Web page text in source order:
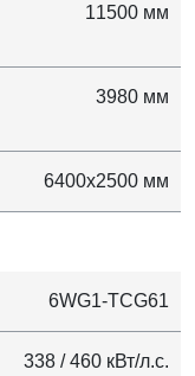
11500 мм
3980 мм
6400x2500 мм
6WG1-TCG61
338 / 460 кВт/л.с.